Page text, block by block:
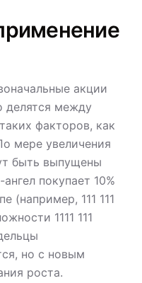
акции
делятся между
факторов, как
мере увеличения
быть выпущены
покупает 10%
(например, 111 111
1111 111
но с новым
роста.